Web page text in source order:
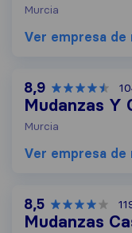
Murcia
Ver empresa de
8,9
Mudanzas Y
Murcia
Ver empresa de
8,5
Mudanzas